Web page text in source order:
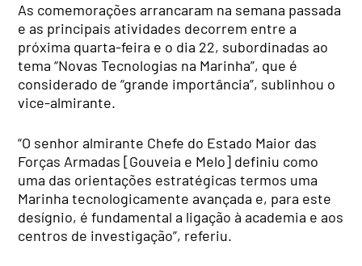
As comemorações arrancaram na semana passada
e as principais atividades decorrem entre a
próxima quarta-feira e o dia 22, subordinadas ao
tema “Novas Tecnologias na Marinha”, que é
considerado de “grande importância”, sublinhou o
vice-almirante.
“O senhor almirante Chefe do Estado Maior das
Forças Armadas [Gouveia e Melo] definiu como
uma das orientações estratégicas termos uma
Marinha tecnologicamente avançada e, para este
desígnio, é fundamental a ligação à academia e aos
centros de investigação”, referiu.